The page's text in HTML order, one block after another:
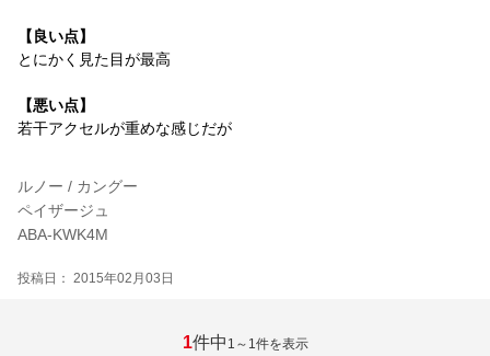
【良い点】
とにかく見た目が最高
【悪い点】
若干アクセルが重めな感じだが
ルノー / カングー
ペイザージュ
ABA-KWK4M
投稿日： 2015年02月03日
1件中 1～1件を表示